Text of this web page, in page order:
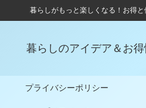
暮らしがもっと楽しくなる！お得
暮らしのアイデア＆お
プライバシーポリシー